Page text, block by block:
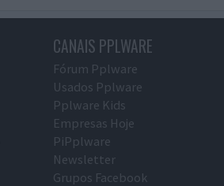
CANAIS PPLWARE
Fórum Pplware
Usados Pplware
Pplware Kids
Empresas Hoje
PiPplware
Newsletter
Grupos Facebook